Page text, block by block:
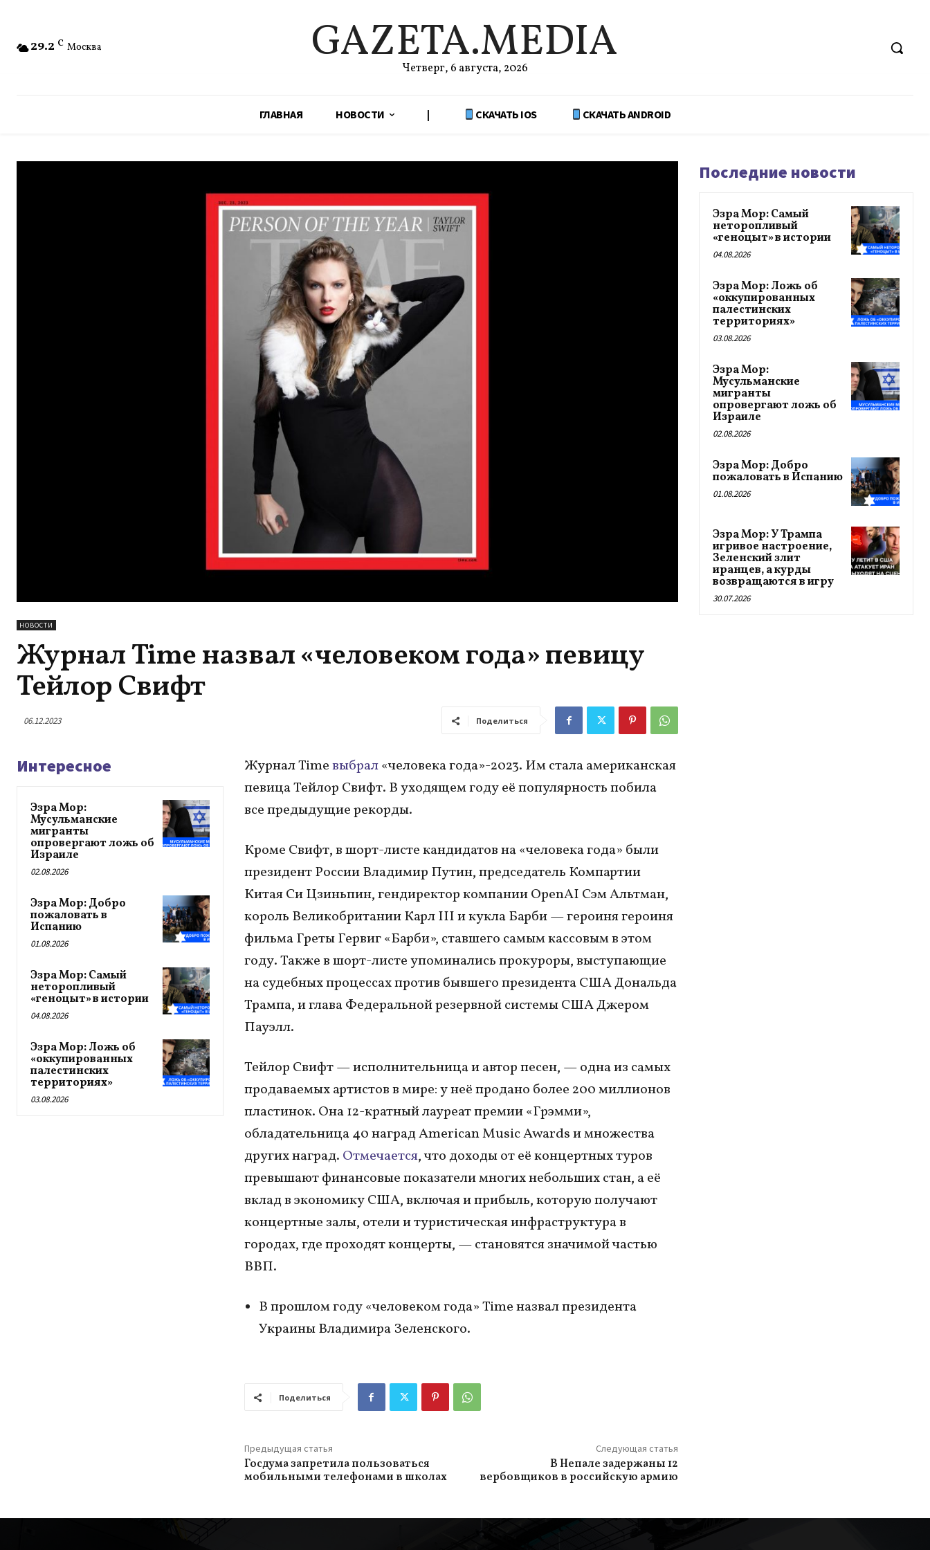
29.2 C Москва GAZETA.MEDIA
Четверг, 6 августа, 2026
ГЛАВНАЯ НОВОСТИ | СКАЧАТЬ IOS СКАЧАТЬ ANDROID
НОВОСТИ
Журнал Time назвал «человеком года» певицу
Тейлор Свифт
06.12.2023 Поделиться
Интересное
Эзра Мор:
Мусульманские
мигранты
опровергают ложь об
Израиле
02.08.2026
Эзра Мор: Добро
пожаловать в
Испанию
01.08.2026
Эзра Мор: Самый
неторопливый
«геноцыт» в истории
04.08.2026
Эзра Мор: Ложь об
«оккупированных
палестинских
территориях»
03.08.2026
Журнал Timeвыбрал«человека года»-2023. Им стала американская
певица Тейлор Свифт. В уходящем году её популярность побила
все предыдущие рекорды.
Кроме Свифт, в шорт-листе кандидатов на «человека года» были
президент России Владимир Путин, председатель Компартии
Китая Си Цзиньпин, гендиректор компании OpenAI Сэм Альтман,
король Великобритании Карл III и кукла Барби — героиня героиня
фильма Греты Гервиг «Барби», ставшего самым кассовым в этом
году. Также в шорт-листе упоминались прокуроры, выступающие
на судебных процессах против бывшего президента США Дональда
Трампа, и глава Федеральной резервной системы США Джером
Пауэлл.
Тейлор Свифт — исполнительница и автор песен, — одна из самых
продаваемых артистов в мире: у неё продано более 200 миллионов
пластинок. Она 12-кратный лауреат премии «Грэмми»,
обладательница 40 наград American Music Awards и множества
других наград. Отмечается, что доходы от её концертных туров
превышают финансовые показатели многих небольших стан, а её
вклад в экономику США, включая и прибыль, которую получают
концертные залы, отели и туристическая инфраструктура в
городах, где проходят концерты, — становятся значимой частью
ВВП.
В прошлом году «человеком года» Time назвал президента
Украины Владимира Зеленского.
Поделиться
Предыдущая статья
Госдума запретила пользоваться
мобильными телефонами в школах
Следующая статья
В Непале задержаны 12
вербовщиков в российскую армию
Последние новости
Эзра Мор: Самый
неторопливый
«геноцыт» в истории
04.08.2026
Эзра Мор: Ложь об
«оккупированных
палестинских
территориях»
03.08.2026
Эзра Мор:
Мусульманские
мигранты
опровергают ложь об
Израиле
02.08.2026
Эзра Мор: Добро
пожаловать в Испанию
01.08.2026
Эзра Мор: У Трампа
игривое настроение,
Зеленский злит
иранцев, а курды
возвращаются в игру
30.07.2026